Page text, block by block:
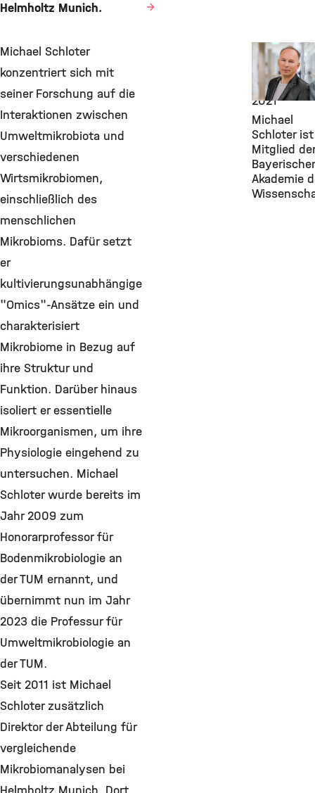
Helmholtz Munich.
Michael Schloter
konzentriert sich mit
seiner Forschung auf die
Interaktionen zwischen
Umweltmikrobiota und
verschiedenen
Wirtsmikrobiomen,
einschließlich des
menschlichen
Mikrobioms. Dafür setzt
er
kultivierungsunabhängige
"Omics"-Ansätze ein und
charakterisiert
Mikrobiome in Bezug auf
ihre Struktur und
Funktion. Darüber hinaus
isoliert er essentielle
Mikroorganismen, um ihre
Physiologie eingehend zu
untersuchen. Michael
Schloter wurde bereits im
Jahr 2009 zum
Honorarprofessor für
Bodenmikrobiologie an
der TUM ernannt, und
übernimmt nun im Jahr
2023 die Professur für
Umweltmikrobiologie an
der TUM.
Seit 2011 ist Michael
Schloter zusätzlich
Direktor der Abteilung für
vergleichende
Mikrobiomanalysen bei
Awards &
Grants,
21.
2021
Michael
Schloter ist
Mitglied der
Akademie